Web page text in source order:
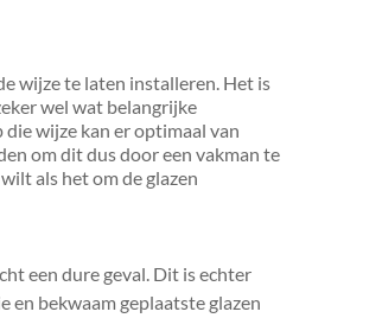
wijze te laten installeren. Het is
wel wat belangrijke
wijze kan er optimaal van
om dit dus door een vakman te
als het om de glazen
een dure geval. Dit is echter
en bekwaam geplaatste glazen